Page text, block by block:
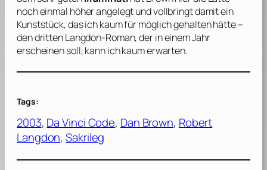
noch einmal höher angelegt und vollbringt damit ein
Kunststück, das ich kaum für möglich gehalten hätte –
den dritten Langdon-Roman, der in einem Jahr
erscheinen soll, kann ich kaum erwarten.
Tags:
2003, Da Vinci Code, Dan Brown, Robert
Langdon, Sakrileg